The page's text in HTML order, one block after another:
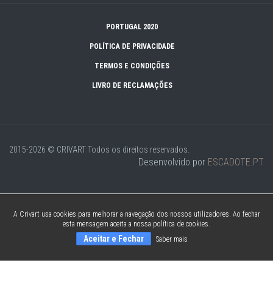
PORTUGAL 2020
POLÍTICA DE PRIVACIDADE
TERMOS E CONDIÇÕES
LIVRO DE RECLAMAÇÕES
2015-2026 © CRIVARTTodos os direitos reservados.
Desenvolvido por ESCADOTE.PT
A Crivart usa cookies para melhorar a navegação dos nossos utilizadores. Ao fechar
esta mensagem aceita a nossa política de cookies.
Aceitar e Fechar Saber mais